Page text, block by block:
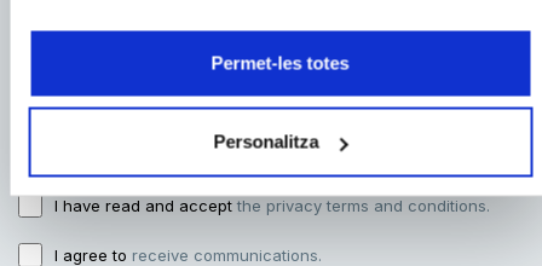
Permet-les totes
Personalitza
Name:
I have read and acceptthe privacy terms and conditions.
I agree to receive communications.